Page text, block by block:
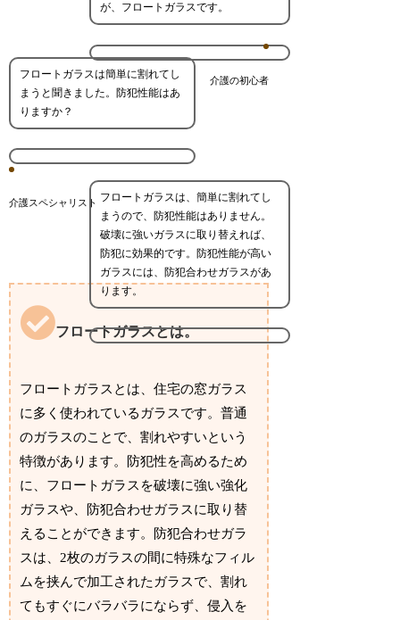
が、フロートガラスです。
介護の初心者
フロートガラスは簡単に割れてし
まうと聞きました。防犯性能はあ
りますか？
介護スペシャリスト フロートガラスは、簡単に割れてし
まうので、防犯性能はありません。
破壊に強いガラスに取り替えれば、
防犯に効果的です。防犯性能が高い
ガラスには、防犯合わせガラスがあ
ります。
フロートガラスとは。
フロートガラスとは、住宅の窓ガラス
に多く使われているガラスです。普通
のガラスのことで、割れやすいという
特徴があります。防犯性を高めるため
に、フロートガラスを破壊に強い強化
ガラスや、防犯合わせガラスに取り替
えることができます。防犯合わせガラ
スは、2枚のガラスの間に特殊なフィル
ムを挟んで加工されたガラスで、割れ
てもすぐにバラバラにならず、侵入を